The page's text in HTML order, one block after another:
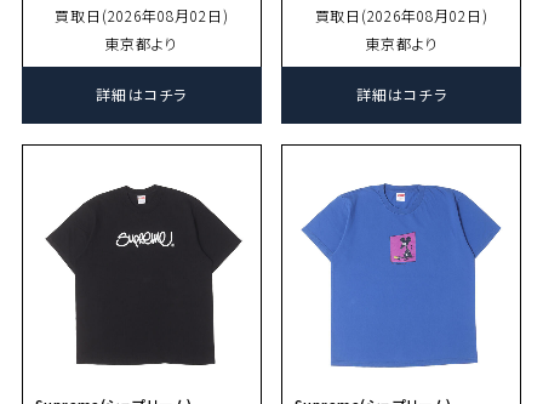
買取日(2026年08月02日)
東京都より
詳細はコチラ
買取日(2026年08月02日)
東京都より
詳細はコチラ